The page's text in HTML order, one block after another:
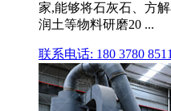
家,能够将石灰石、方
润土等物料研磨20 ...
联系电话: 180 3780